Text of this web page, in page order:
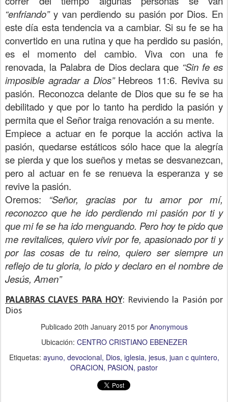
“enfriando”y van perdiendo su pasión por Dios. En
este día esta tendencia va a cambiar. Si su fe se ha
convertido en una rutina y que ha perdido su pasión,
es el momento del cambio. Viva con una fe
renovada, la Palabra de Dios declara que “Sin fe es
imposible agradar a Dios” Hebreos 11:6. Reviva su
pasión. Reconozca delante de Dios que su fe se ha
debilitado y que por lo tanto ha perdido la pasión y
permita que el Señor traiga renovación a su mente.
Empiece a actuar en fe porque la acción activa la
pasión, quedarse estáticos sólo hace que la alegría
se pierda y que los sueños y metas se desvanezcan,
pero al actuar en fe se renueva la esperanza y se
revive la pasión.
Oremos: “Señor, gracias por tu amor por mí,
reconozco que he ido perdiendo mi pasión por ti y
que mi fe se ha ido menguando. Pero hoy te pido que
me revitalices, quiero vivir por fe, apasionado por ti y
por las cosas de tu reino, quiero ser siempre un
reflejo de tu gloria, lo pido y declaro en el nombre de
Jesús, Amen”
PALABRAS CLAVES PARA HOY: Reviviendo la Pasión por
Dios
Publicado 20th January 2015por Anonymous
Ubicación: CENTRO CRISTIANO EBENEZER
Etiquetas: ayuno devocional Dios iglesia jesus juan c quintero
ORACION PASION pastor